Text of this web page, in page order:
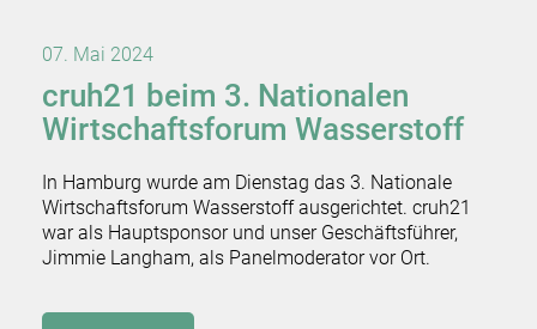
07. Mai 2024
cruh21 beim 3. Nationalen
Wirtschaftsforum Wasserstoff
In Hamburg wurde am Dienstag das 3. Nationale
Wirtschaftsforum Wasserstoff ausgerichtet. cruh21
war als Hauptsponsor und unser Geschäftsführer,
Jimmie Langham, als Panelmoderator vor Ort.